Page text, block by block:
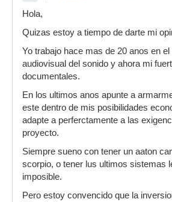
Hola,
Quizas estoy a tiempo de darte mi
Yo trabajo hace mas de 20 anos en el
audiovisual del sonido y ahora mi
documentales.
En los ultimos anos apunte a
este dentro de mis posibilidades
adapte a perferctamente a las
proyecto.
Siempre sueno con tener un aaton
scorpio, o tener lus ultimos sistemas
imposible.
Pero estoy convencido que la